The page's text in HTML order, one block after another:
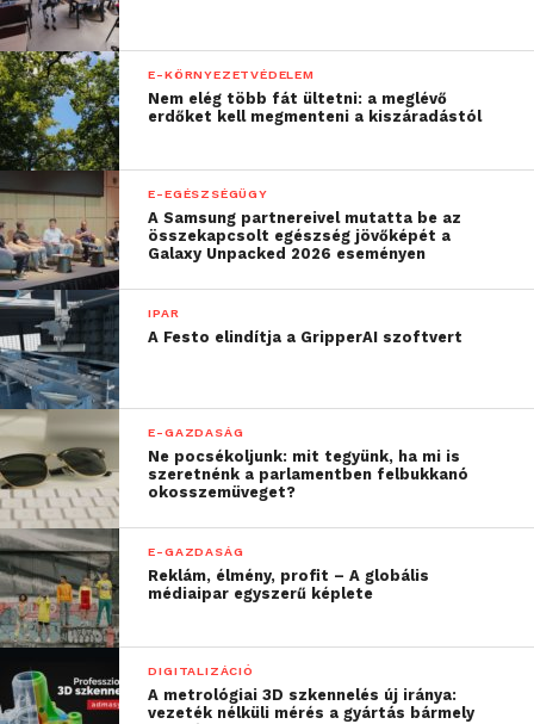
embereket erre az
időszakra felmentsük az
eredeti pozíciójukból,
mert a szétdaraboltság is
könnyű út a kudarc
irányába”
– elemezte dr. Prónay Gábor
elnök a Hírközlési és Informatikai Tudományos
Egyesület (HTE) rendezvényén.
Az eseményen nyilvánosságra került az év elején
végzett kutatás eredménye, amely a
projektmenedzsment szakma képviselőinek
véleményét térképezte fel. Eszerint
bő 50%-a optimista a szakma jövőjét illetően
(2009-ben ez a szám mindössze 20% volt), 56%-a
növekedést vár a projektek, 43%-a pedig még a
projektben dolgozók számát illetően is. Véleményük
főképp a feladatok komplexitását fogja
eredményezni.
E-KÖRNYEZETVÉDELEM
Nem elég több fát ültetni: a meglévő
erdőket kell megmenteni a kiszáradástól
E-EGÉSZSÉGÜGY
A Samsung partnereivel mutatta be az
összekapcsolt egészség jövőképét a
Galaxy Unpacked 2026 eseményen
IPAR
A Festo elindítja a GripperAI szoftvert
E-GAZDASÁG
Ne pocsékoljunk: mit tegyünk, ha mi is
szeretnénk a parlamentben felbukkanó
okosszemüveget?
E-GAZDASÁG
Reklám, élmény, profit – A globális
médiaipar egyszerű képlete
DIGITALIZÁCIÓ
A metrológiai 3D szkennelés új iránya:
vezeték nélküli mérés a gyártás bármely